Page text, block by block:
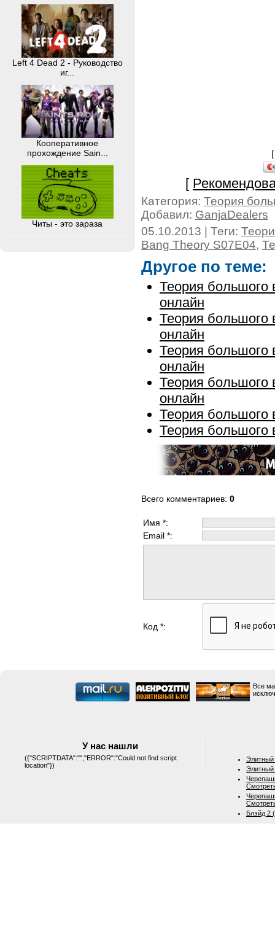
Left 4 Dead 2 - Руководство
иг...
Кооперативное
прохождение Sain...
Читы - это зараза
[
Категория: Теория
Добавил: GanjaDealers
05.10.2013 | Теги:
Bang Theory S07E04,
Другое по теме:
Теория большого
онлайн
Теория большого
онлайн
Теория большого
онлайн
Теория большого
онлайн
Теория большого
Теория большого
Всего комментариев: 0
Имя *:
Email *:
Код *:
Все
У нас нашли
({"SCRIPTDATA":"","ERROR":"Could not find script
location"})
Элитный
Элитный
Блэйд 2